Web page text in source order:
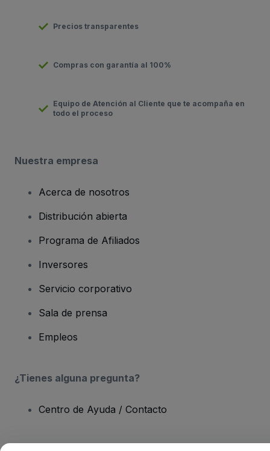
Precios transparentes
Compras con garantía al 100%
Equipo de Atención al Cliente que te acompaña en
todo el proceso
Nuestra empresa
Acerca de nosotros
Distribución abierta
Programa de Afiliados
Inversores
Servicio corporativo
Sala de prensa
Empleos
¿Tienes alguna pregunta?
Centro de Ayuda / Contacto